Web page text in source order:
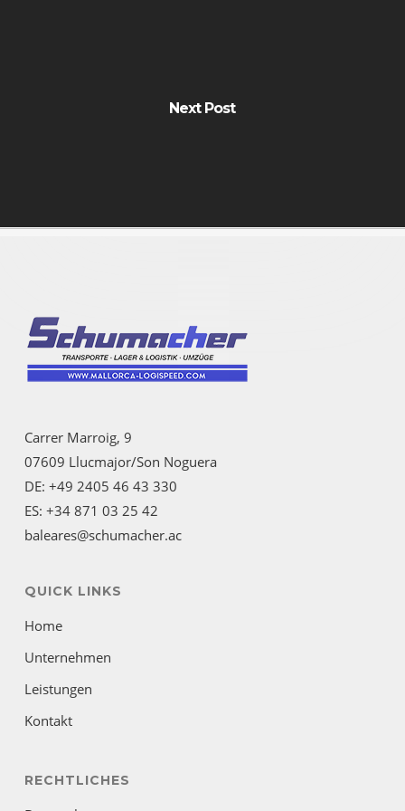
Next Post
Carrer Marroig, 9
07609 Llucmajor/Son Noguera
DE: +49 2405 46 43 330
ES: +34 871 03 25 42
baleares@schumacher.ac
QUICK LINKS
Home
Unternehmen
Leistungen
Kontakt
RECHTLICHES